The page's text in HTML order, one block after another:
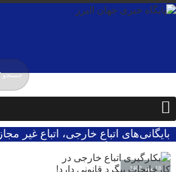
بایگانی‌های اتباع خارجی، اتباع غیر
18 مهر 1403